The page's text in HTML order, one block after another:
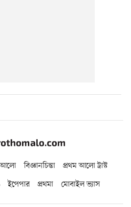
আলো বিজ্ঞানচিন্তা
প্রথম আলো ট্রাস্ট
ইপেপার প্রথমা মোবাইল ভ্যাস